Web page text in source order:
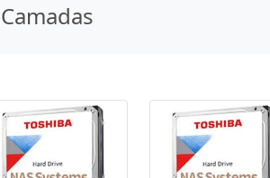
Camadas